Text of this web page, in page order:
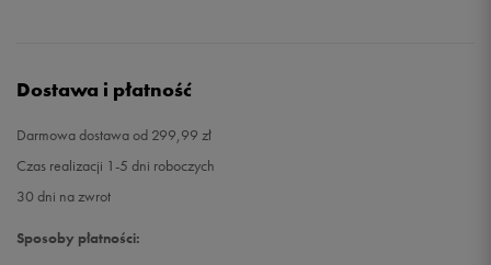
Dostawa i płatność
Darmowa dostawa od 299,99 zł
Czas realizacji 1-5 dni roboczych
30 dni na zwrot
Sposoby płatności: